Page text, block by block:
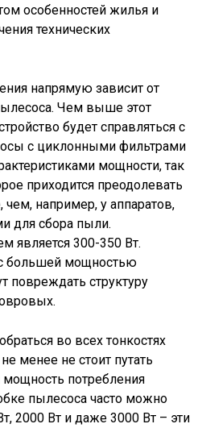
особенностей жилья и
технических
напрямую зависит от
Чем выше этот
будет справляться с
с циклонными фильтрами
мощности, так
приходится преодолевать
например, у аппаратов,
для сбора пыли.
является 300-350 Вт.
большей мощностью
повреждать структуру
во всех тонкостях
менее не стоит путать
потребления
пылесоса часто можно
2000 Вт и даже 3000 Вт – эти